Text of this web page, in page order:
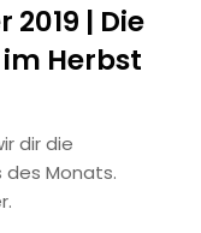
| Die
Herbst
dir die
Monats.